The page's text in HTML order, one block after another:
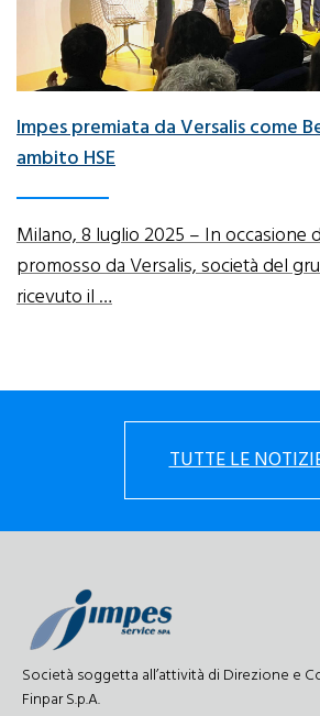
Impes premiata da Versalis come
ambito HSE
Milano, 8 luglio 2025 – In occasione
promosso da Versalis, società del
ricevuto il …
TUTTE LE
Società soggetta all’attività di Direzione e
Finpar S.p.A.